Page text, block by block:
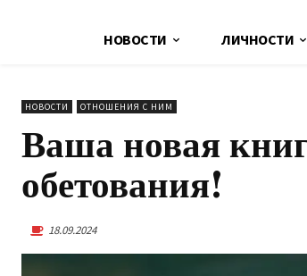
НОВОСТИ ЛИЧНОСТИ
НОВОСТИ ОТНОШЕНИЯ С НИМ
Ваша новая
обетования!
18.09.2024